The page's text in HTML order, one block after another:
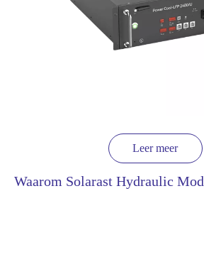
Leer meer
Waarom Solarast Hydraulic